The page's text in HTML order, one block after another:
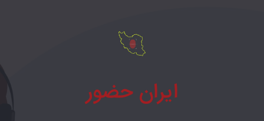
ایران حضور